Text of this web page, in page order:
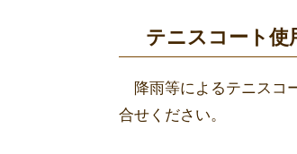
テニスコート使
降雨等によるテニスコ
合せください。